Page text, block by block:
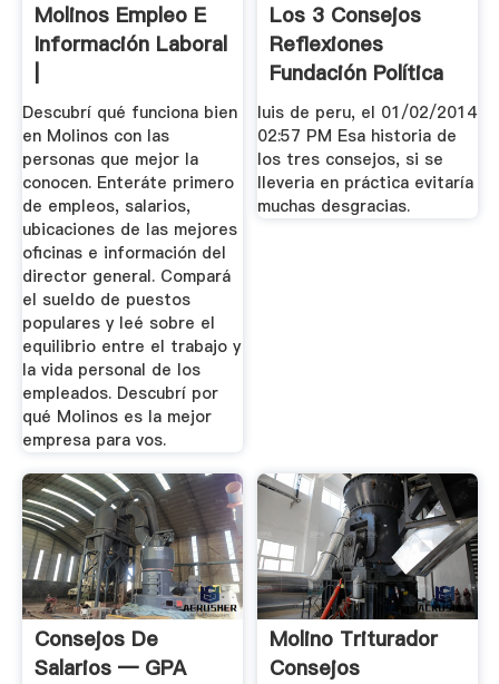
Molinos Empleo E
Información Laboral
Descubrí qué funciona bien
en Molinos con las
personas que mejor la
conocen. Enteráte primero
de empleos, salarios,
ubicaciones de las mejores
oficinas e información del
director general. Compará
el sueldo de puestos
populares y leé sobre el
equilibrio entre el trabajo y
la vida personal de los
empleados. Descubrí por
qué Molinos es la mejor
empresa para vos.
Los 3 Consejos
Reflexiones
Fundación Política
De ...
luis de peru, el 01/02/2014
02:57 PM Esa historia de
los tres consejos, si se
lleveria en práctica evitaría
muchas desgracias.
Consejos De
Salarios — GPA
Molino Triturador
Consejos